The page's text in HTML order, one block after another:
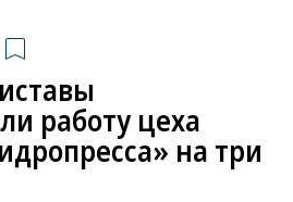
работу цеха
на три